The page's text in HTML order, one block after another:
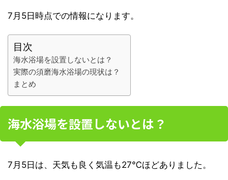
7月5日時点での情報になります。
目次
海水浴場を設置しないとは？
実際の須磨海水浴場の現状は？
まとめ
海水浴場を設置しないとは？
7月5日は、天気も良く気温も27℃ほどありました。